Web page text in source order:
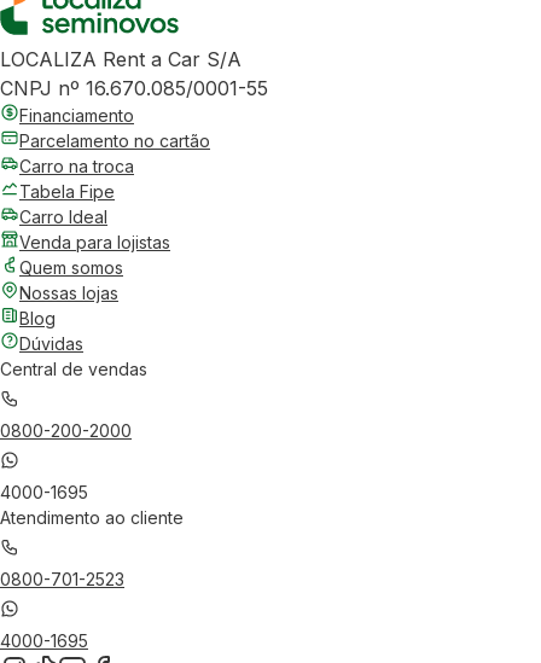
LOCALIZA Rent a Car S/A
CNPJ nº 16.670.085/0001-55
Financiamento
Parcelamento no cartão
Carro na troca
Tabela Fipe
Carro Ideal
Venda para lojistas
Quem somos
Nossas lojas
Blog
Dúvidas
Central de vendas
0800-200-2000
4000-1695
Atendimento ao cliente
0800-701-2523
4000-1695